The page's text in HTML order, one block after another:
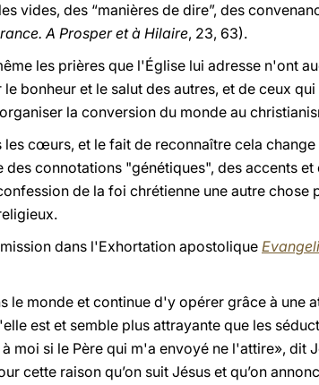
vides, des “manières de dire”, des
A Prosper et à Hilaire, 23, 63).
les prières que l'Église lui adresse n'ont
bonheur et le salut des autres, et de ceux
la conversion du monde au
cœurs, et le fait de reconnaître cela
connotations "génétiques", des accents
de la foi chrétienne une autre chose
dans l'Exhortation apostolique
le monde et continue d'y opérer grâce à une
est et semble plus attrayante que les
moi si le Père qui m'a envoyé ne l'attire», dit
cette raison qu’on suit Jésus et qu’on